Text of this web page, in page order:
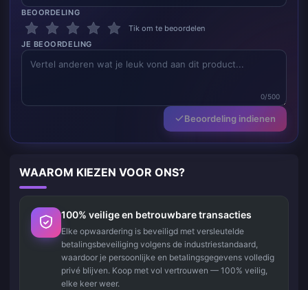
BEOORDELING
Tik om te beoordelen
JE BEOORDELING
0/500
Beoordeling indienen
WAAROM KIEZEN VOOR ONS?
100% veilige en betrouwbare transacties
Elke opwaardering is beveiligd met versleutelde
betalingsbeveiliging volgens de industriestandaard,
waardoor je persoonlijke en betalingsgegevens volledig
privé blijven. Koop met vol vertrouwen — 100% veilig,
elke keer weer.